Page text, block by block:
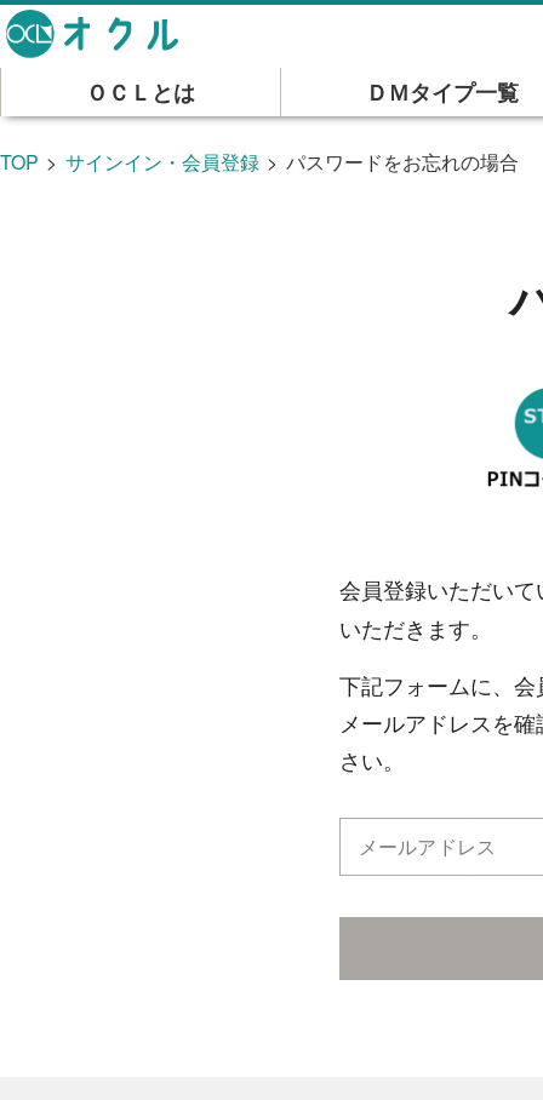
ＯＣＬとは ＤＭタイプ一覧
TOP サインイン・会員登録 パスワードをお忘れの場合
会員登録いただい
いただきます。
下記フォームに、
メールアドレスを
さい。
メールアドレス